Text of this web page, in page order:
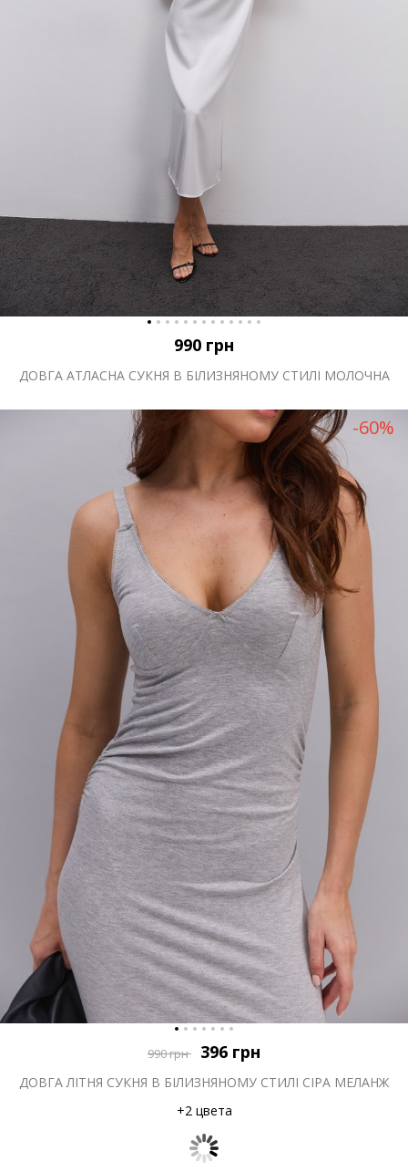
990 грн
ДОВГА АТЛАСНА СУКНЯ В БІЛИЗНЯНОМУ СТИЛІ МОЛОЧНА
-60%
990грн 396 грн
ДОВГА ЛІТНЯ СУКНЯ В БІЛИЗНЯНОМУ СТИЛІ СІРА МЕЛАНЖ
+2 цвета